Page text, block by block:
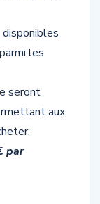
disponibles
les
seront
aux
par